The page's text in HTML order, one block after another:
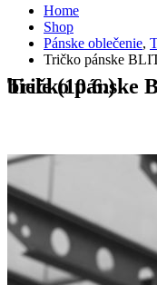
Home
Shop
Pánske oblečenie,
Tričko pánske
Tričko pánske BLITZ TRAVIS LOGO biele (10.6.)